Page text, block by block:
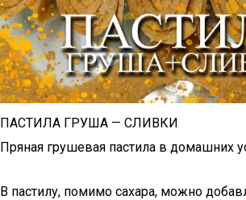
ПАСТИЛА ГРУША — СЛИВКИ
Пряная грушевая пастила в домашних
В пастилу, помимо сахара, можно